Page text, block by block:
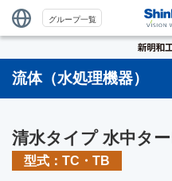
グループ一覧
流体（水処理機器）
清水タイプ 水中タ
型式：TC・TB